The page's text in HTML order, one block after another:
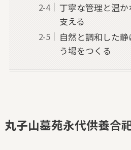
丁寧な管理と温
支える
自然と調和した
う場をつくる
丸子山墓苑永代供養合